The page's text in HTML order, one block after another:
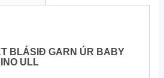
BLÁSIÐ GARN ÚR BABY
ULL